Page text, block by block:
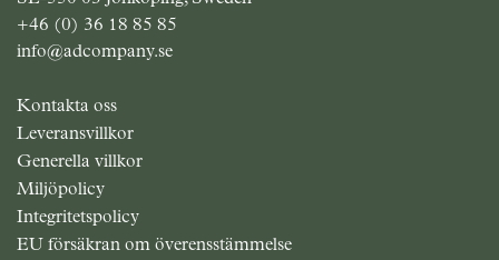
+46 (0) 36 18 85 85
info@adcompany.se
Kontakta oss
Leveransvillkor
Generella villkor
Miljöpolicy
Integritetspolicy
EU försäkran om överensstämmelse